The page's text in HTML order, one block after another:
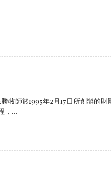
牧師於1995年2月17日所創辦的
，...